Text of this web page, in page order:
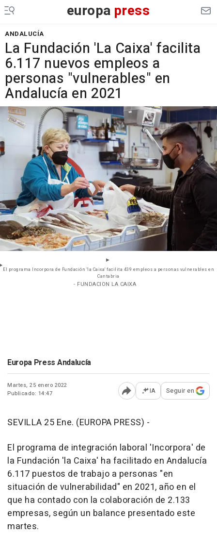
europa press
ANDALUCÍA
La Fundación 'La Caixa' facilita
6.117 nuevos empleos a
personas "vulnerables" en
Andalucía en 2021
El programa Incorpora de Fundación 'la Caixa' facilita 439 empleos a personas vulnerables en
Cantabria
- FUNDACION LA CAIXA
Europa Press Andalucía
Martes, 25 enero 2022
Publicado: 14:47
Abrir opciones para
IA Seguir en
SEVILLA 25 Ene. (EUROPA PRESS) -
El programa de integración laboral 'Incorpora' de
la Fundación 'la Caixa' ha facilitado en Andalucía
6.117 puestos de trabajo a personas "en
situación de vulnerabilidad" en 2021, año en el
que ha contado con la colaboración de 2.133
empresas, según un balance presentado este
martes.